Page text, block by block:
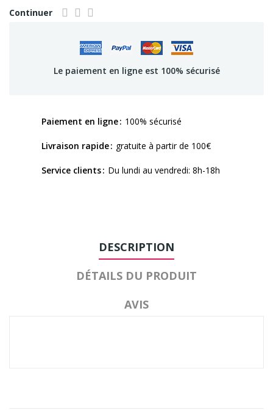
Continuer
Le paiement en ligne est 100% sécurisé
Paiement en ligne 100% sécurisé
Livraison rapide gratuite à partir de 100€
Service clients Du lundi au vendredi: 8h-18h
DESCRIPTION
DÉTAILS DU PRODUIT
AVIS